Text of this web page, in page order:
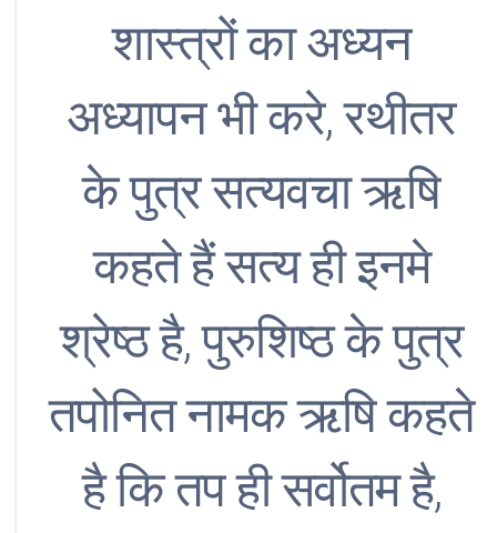
शास्त्रों का अध्यन
अध्यापन भी करे, रथीतर
के पुत्र सत्यवचा ऋषि
कहते हैं सत्य ही इनमे
श्रेष्ठ है, पुरुशिष्ठ के पुत्र
तपोनित नामक ऋषि कहते
है कि तप ही सर्वोतम है,